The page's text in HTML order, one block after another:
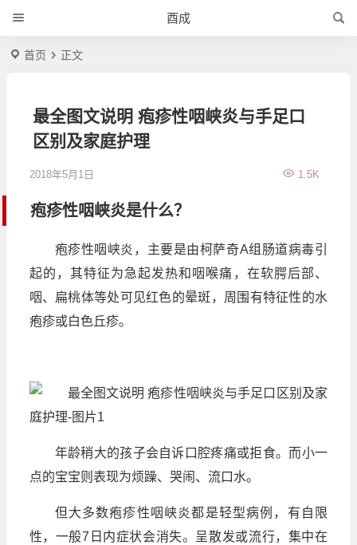
酉成
首页 正文
最全图文说明 疱疹性咽峡炎与手足口
区别及家庭护理
2018年5月1日 1.5K
疱疹性咽峡炎是什么？
疱疹性咽峡炎，主要是由柯萨奇A组肠道病毒引
起的，其特征为急起发热和咽喉痛，在软腭后部、
咽、扁桃体等处可见红色的晕斑，周围有特征性的水
疱疹或白色丘疹。
年龄稍大的孩子会自诉口腔疼痛或拒食。而小一
点的宝宝则表现为烦躁、哭闹、流口水。
但大多数疱疹性咽峡炎都是轻型病例，有自限
性，一般7日内症状会消失。呈散发或流行，集中在